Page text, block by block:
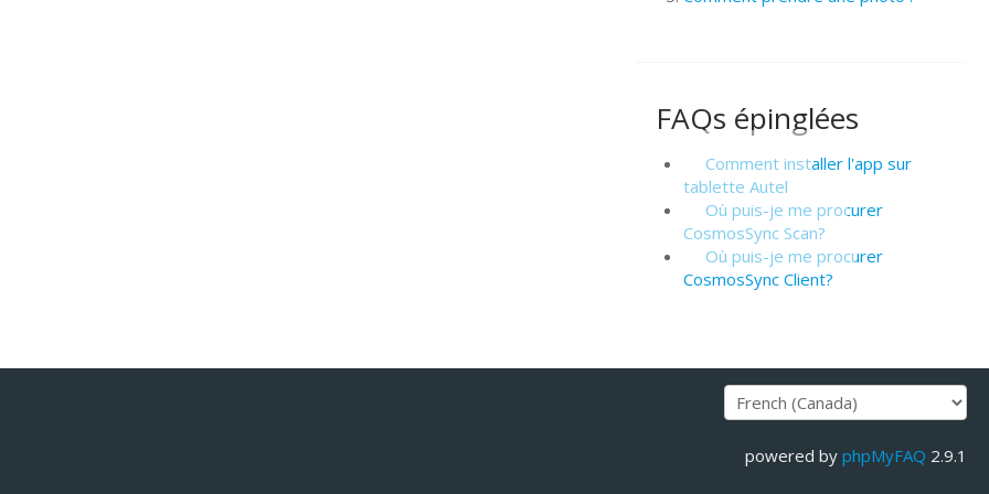
FAQs épinglées
Comment installer l'app sur
tablette Autel
Où puis-je me procurer
CosmosSync Scan?
Où puis-je me procurer
CosmosSync Client?
powered by phpMyFAQ 2.9.1